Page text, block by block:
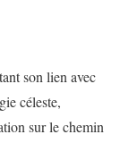
son lien avec
céleste,
sur le chemin